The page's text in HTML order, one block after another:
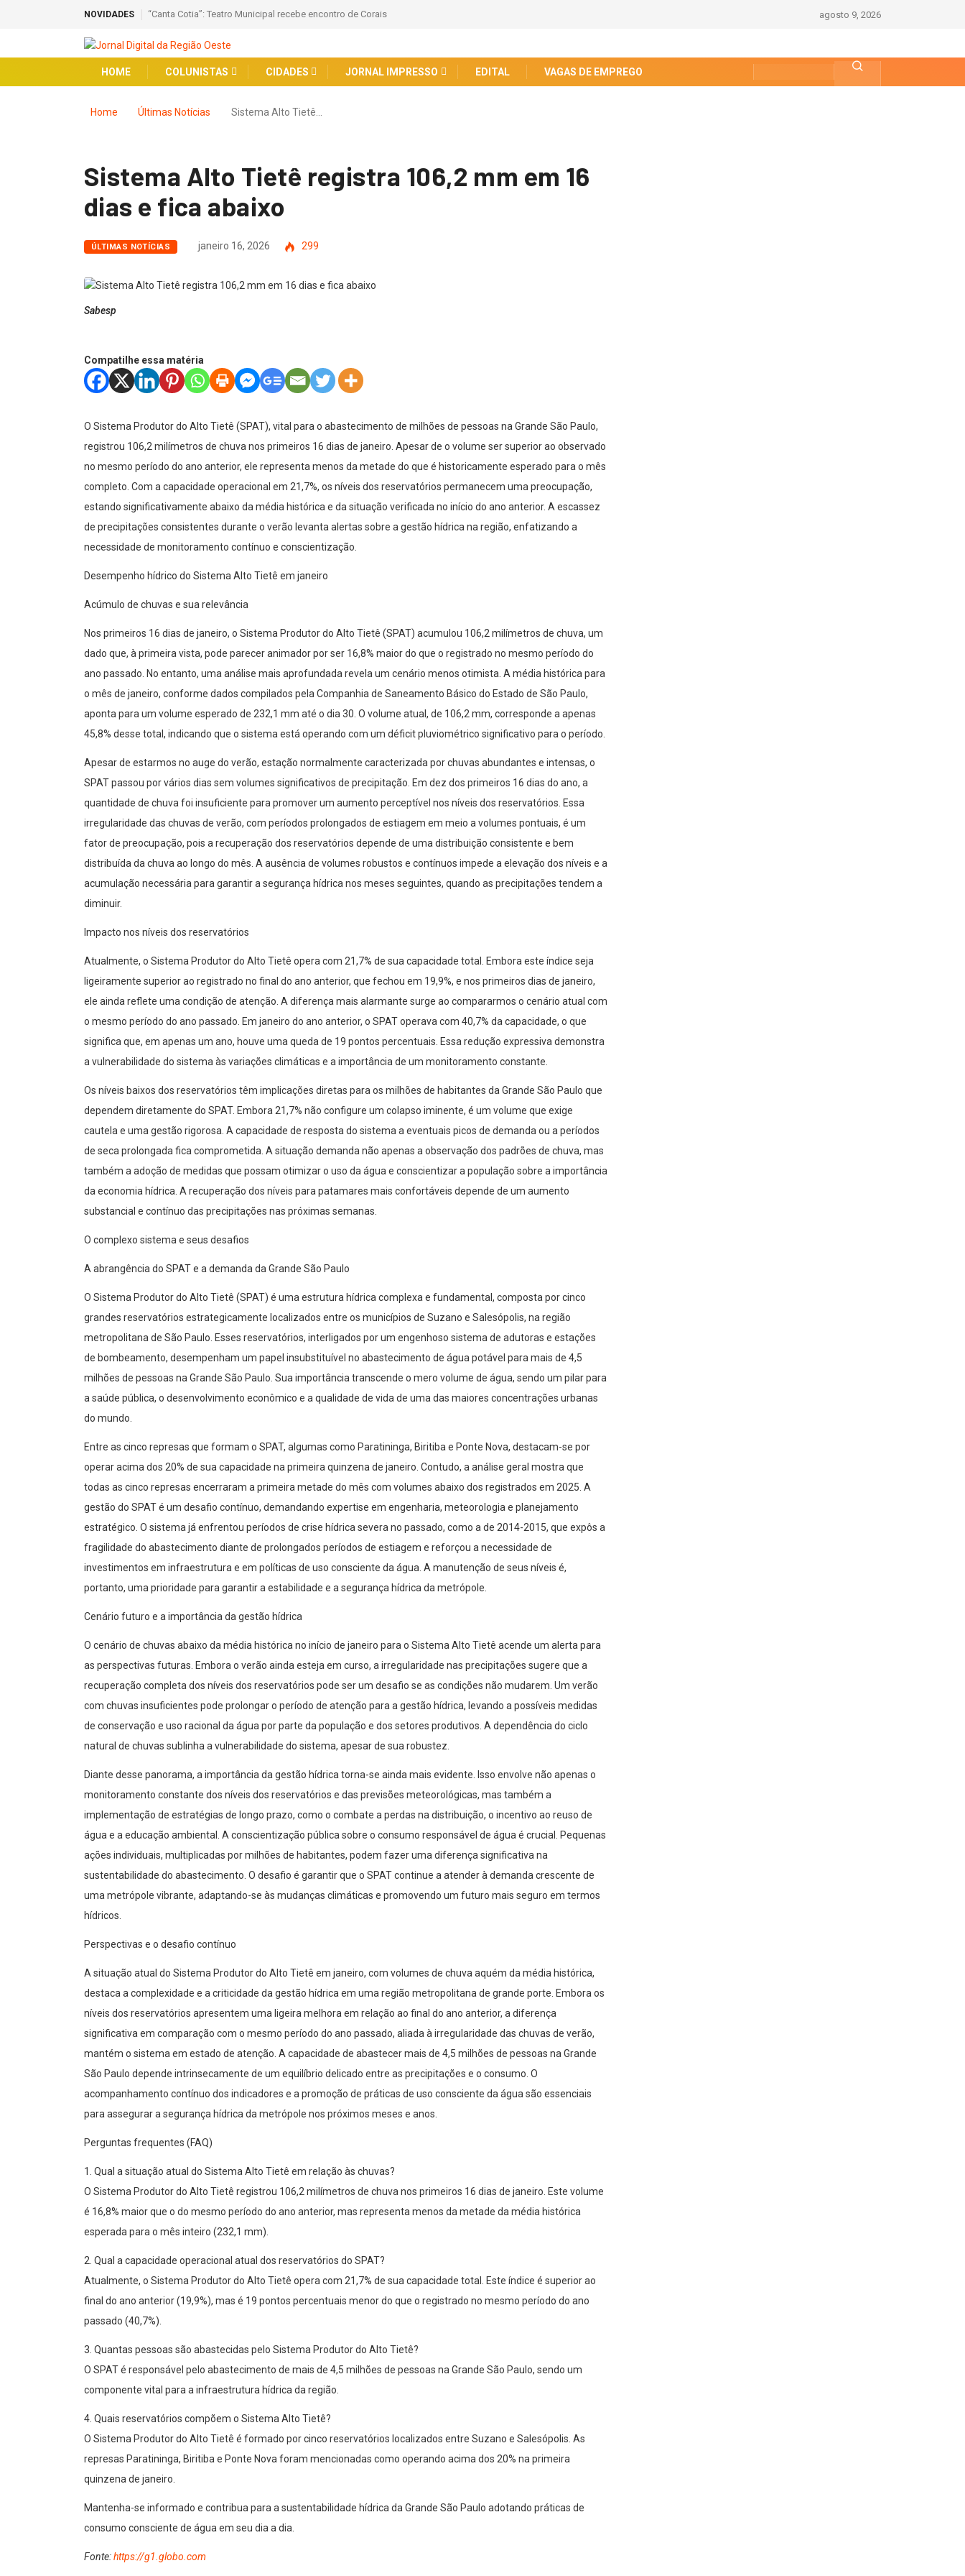
NOVIDADES “Canta Cotia”: Teatro Municipal recebe encontro de Corais agosto 9, 2026
HOME COLUNISTAS CIDADES JORNAL IMPRESSO EDITAL VAGAS DE EMPREGO
Home Últimas Notícias Sistema Alto Tietê…
Sistema Alto Tietê registra 106,2 mm em 16
dias e fica abaixo
ÚLTIMAS NOTÍCIAS janeiro 16, 2026 299
Sabesp
Compatilhe essa matéria
O Sistema Produtor do Alto Tietê (SPAT), vital para o abastecimento de milhões de pessoas na Grande São Paulo,
registrou 106,2 milímetros de chuva nos primeiros 16 dias de janeiro. Apesar de o volume ser superior ao observado
no mesmo período do ano anterior, ele representa menos da metade do que é historicamente esperado para o mês
completo. Com a capacidade operacional em 21,7%, os níveis dos reservatórios permanecem uma preocupação,
estando significativamente abaixo da média histórica e da situação verificada no início do ano anterior. A escassez
de precipitações consistentes durante o verão levanta alertas sobre a gestão hídrica na região, enfatizando a
necessidade de monitoramento contínuo e conscientização.
Desempenho hídrico do Sistema Alto Tietê em janeiro
Acúmulo de chuvas e sua relevância
Nos primeiros 16 dias de janeiro, o Sistema Produtor do Alto Tietê (SPAT) acumulou 106,2 milímetros de chuva, um
dado que, à primeira vista, pode parecer animador por ser 16,8% maior do que o registrado no mesmo período do
ano passado. No entanto, uma análise mais aprofundada revela um cenário menos otimista. A média histórica para
o mês de janeiro, conforme dados compilados pela Companhia de Saneamento Básico do Estado de São Paulo,
aponta para um volume esperado de 232,1 mm até o dia 30. O volume atual, de 106,2 mm, corresponde a apenas
45,8% desse total, indicando que o sistema está operando com um déficit pluviométrico significativo para o período.
Apesar de estarmos no auge do verão, estação normalmente caracterizada por chuvas abundantes e intensas, o
SPAT passou por vários dias sem volumes significativos de precipitação. Em dez dos primeiros 16 dias do ano, a
quantidade de chuva foi insuficiente para promover um aumento perceptível nos níveis dos reservatórios. Essa
irregularidade das chuvas de verão, com períodos prolongados de estiagem em meio a volumes pontuais, é um
fator de preocupação, pois a recuperação dos reservatórios depende de uma distribuição consistente e bem
distribuída da chuva ao longo do mês. A ausência de volumes robustos e contínuos impede a elevação dos níveis e a
acumulação necessária para garantir a segurança hídrica nos meses seguintes, quando as precipitações tendem a
diminuir.
Impacto nos níveis dos reservatórios
Atualmente, o Sistema Produtor do Alto Tietê opera com 21,7% de sua capacidade total. Embora este índice seja
ligeiramente superior ao registrado no final do ano anterior, que fechou em 19,9%, e nos primeiros dias de janeiro,
ele ainda reflete uma condição de atenção. A diferença mais alarmante surge ao compararmos o cenário atual com
o mesmo período do ano passado. Em janeiro do ano anterior, o SPAT operava com 40,7% da capacidade, o que
significa que, em apenas um ano, houve uma queda de 19 pontos percentuais. Essa redução expressiva demonstra
a vulnerabilidade do sistema às variações climáticas e a importância de um monitoramento constante.
Os níveis baixos dos reservatórios têm implicações diretas para os milhões de habitantes da Grande São Paulo que
dependem diretamente do SPAT. Embora 21,7% não configure um colapso iminente, é um volume que exige
cautela e uma gestão rigorosa. A capacidade de resposta do sistema a eventuais picos de demanda ou a períodos
de seca prolongada fica comprometida. A situação demanda não apenas a observação dos padrões de chuva, mas
também a adoção de medidas que possam otimizar o uso da água e conscientizar a população sobre a importância
da economia hídrica. A recuperação dos níveis para patamares mais confortáveis depende de um aumento
substancial e contínuo das precipitações nas próximas semanas.
O complexo sistema e seus desafios
A abrangência do SPAT e a demanda da Grande São Paulo
O Sistema Produtor do Alto Tietê (SPAT) é uma estrutura hídrica complexa e fundamental, composta por cinco
grandes reservatórios estrategicamente localizados entre os municípios de Suzano e Salesópolis, na região
metropolitana de São Paulo. Esses reservatórios, interligados por um engenhoso sistema de adutoras e estações
de bombeamento, desempenham um papel insubstituível no abastecimento de água potável para mais de 4,5
milhões de pessoas na Grande São Paulo. Sua importância transcende o mero volume de água, sendo um pilar para
a saúde pública, o desenvolvimento econômico e a qualidade de vida de uma das maiores concentrações urbanas
do mundo.
Entre as cinco represas que formam o SPAT, algumas como Paratininga, Biritiba e Ponte Nova, destacam-se por
operar acima dos 20% de sua capacidade na primeira quinzena de janeiro. Contudo, a análise geral mostra que
todas as cinco represas encerraram a primeira metade do mês com volumes abaixo dos registrados em 2025. A
gestão do SPAT é um desafio contínuo, demandando expertise em engenharia, meteorologia e planejamento
estratégico. O sistema já enfrentou períodos de crise hídrica severa no passado, como a de 2014-2015, que expôs a
fragilidade do abastecimento diante de prolongados períodos de estiagem e reforçou a necessidade de
investimentos em infraestrutura e em políticas de uso consciente da água. A manutenção de seus níveis é,
portanto, uma prioridade para garantir a estabilidade e a segurança hídrica da metrópole.
Cenário futuro e a importância da gestão hídrica
O cenário de chuvas abaixo da média histórica no início de janeiro para o Sistema Alto Tietê acende um alerta para
as perspectivas futuras. Embora o verão ainda esteja em curso, a irregularidade nas precipitações sugere que a
recuperação completa dos níveis dos reservatórios pode ser um desafio se as condições não mudarem. Um verão
com chuvas insuficientes pode prolongar o período de atenção para a gestão hídrica, levando a possíveis medidas
de conservação e uso racional da água por parte da população e dos setores produtivos. A dependência do ciclo
natural de chuvas sublinha a vulnerabilidade do sistema, apesar de sua robustez.
Diante desse panorama, a importância da gestão hídrica torna-se ainda mais evidente. Isso envolve não apenas o
monitoramento constante dos níveis dos reservatórios e das previsões meteorológicas, mas também a
implementação de estratégias de longo prazo, como o combate a perdas na distribuição, o incentivo ao reuso de
água e a educação ambiental. A conscientização pública sobre o consumo responsável de água é crucial. Pequenas
ações individuais, multiplicadas por milhões de habitantes, podem fazer uma diferença significativa na
sustentabilidade do abastecimento. O desafio é garantir que o SPAT continue a atender à demanda crescente de
uma metrópole vibrante, adaptando-se às mudanças climáticas e promovendo um futuro mais seguro em termos
hídricos.
Perspectivas e o desafio contínuo
A situação atual do Sistema Produtor do Alto Tietê em janeiro, com volumes de chuva aquém da média histórica,
destaca a complexidade e a criticidade da gestão hídrica em uma região metropolitana de grande porte. Embora os
níveis dos reservatórios apresentem uma ligeira melhora em relação ao final do ano anterior, a diferença
significativa em comparação com o mesmo período do ano passado, aliada à irregularidade das chuvas de verão,
mantém o sistema em estado de atenção. A capacidade de abastecer mais de 4,5 milhões de pessoas na Grande
São Paulo depende intrinsecamente de um equilíbrio delicado entre as precipitações e o consumo. O
acompanhamento contínuo dos indicadores e a promoção de práticas de uso consciente da água são essenciais
para assegurar a segurança hídrica da metrópole nos próximos meses e anos.
Perguntas frequentes (FAQ)
1. Qual a situação atual do Sistema Alto Tietê em relação às chuvas?
O Sistema Produtor do Alto Tietê registrou 106,2 milímetros de chuva nos primeiros 16 dias de janeiro. Este volume
é 16,8% maior que o do mesmo período do ano anterior, mas representa menos da metade da média histórica
esperada para o mês inteiro (232,1 mm).
2. Qual a capacidade operacional atual dos reservatórios do SPAT?
Atualmente, o Sistema Produtor do Alto Tietê opera com 21,7% de sua capacidade total. Este índice é superior ao
final do ano anterior (19,9%), mas é 19 pontos percentuais menor do que o registrado no mesmo período do ano
passado (40,7%).
3. Quantas pessoas são abastecidas pelo Sistema Produtor do Alto Tietê?
O SPAT é responsável pelo abastecimento de mais de 4,5 milhões de pessoas na Grande São Paulo, sendo um
componente vital para a infraestrutura hídrica da região.
4. Quais reservatórios compõem o Sistema Alto Tietê?
O Sistema Produtor do Alto Tietê é formado por cinco reservatórios localizados entre Suzano e Salesópolis. As
represas Paratininga, Biritiba e Ponte Nova foram mencionadas como operando acima dos 20% na primeira
quinzena de janeiro.
Mantenha-se informado e contribua para a sustentabilidade hídrica da Grande São Paulo adotando práticas de
consumo consciente de água em seu dia a dia.
Fonte:https://g1.globo.com